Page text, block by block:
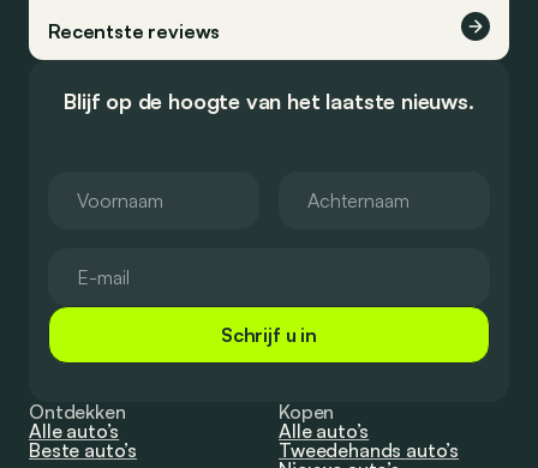
Recentste reviews
Blijf op de hoogte van het laatste nieuws.
Schrijf u in
Ontdekken
Alle auto’s
Beste auto’s
Kopen
Alle auto’s
Tweedehands auto’s